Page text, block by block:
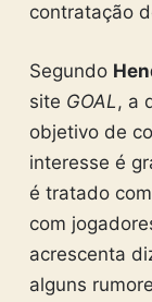
contratação
Segundo
site GOAL , a
objetivo de
interesse é
é tratado
com
acrescenta
alguns